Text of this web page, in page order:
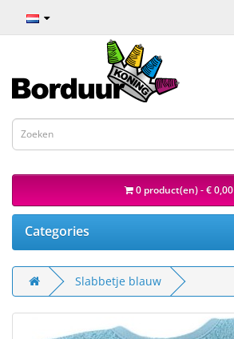
0 product(en) - € 0,00
Categories
Slabbetje blauw